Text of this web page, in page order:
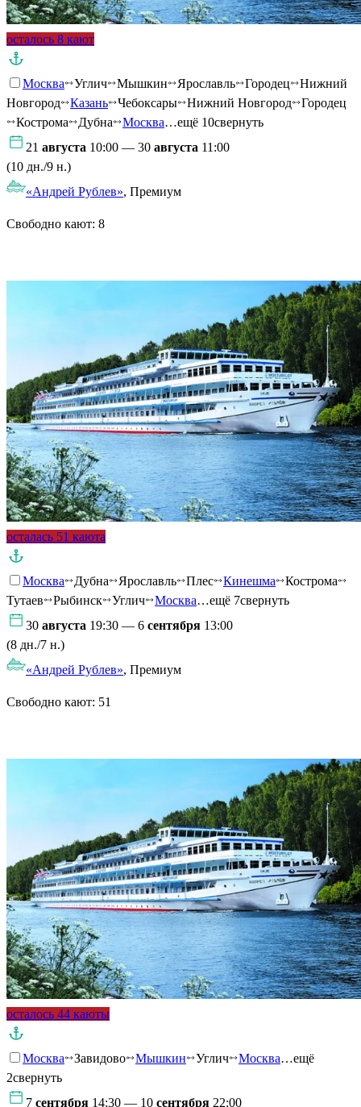
осталось 8 кают
Москва Углич Мышкин Ярославль Городец
Нижний
Новгород
Казань Чебоксары Нижний Новгород
Городец
Кострома
Дубна Москва…ещё 10свернуть
21 августа 10:00 — 30 августа 11:00
(10 дн./9 н.)
«Андрей Рублев», Премиум
Свободно кают: 8
осталась 51 каюта
Москва Дубна Ярославль Плес Кинешма
Кострома
Тутаев
Рыбинск Углич Москва…ещё 7свернуть
30 августа 19:30 — 6 сентября 13:00
(8 дн./7 н.)
«Андрей Рублев», Премиум
Свободно кают: 51
осталось 44 каюты
Москва Завидово Мышкин Углич Москва…ещё
2свернуть
7 сентября 14:30 — 10 сентября 22:00